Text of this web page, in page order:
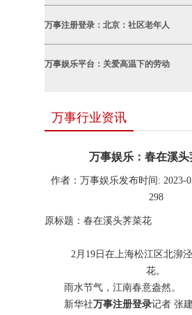
万事注册登录：北京：社区老年人
万事娱乐平台：关爱高温下的劳动
万事行业资讯
万事娱乐：春在溪头
作者：万事娱乐发布时间: 2023-
298
原标题：春在溪头荠菜花
2月19日在上海松江区北泖泾
花。
雨水节气，江南春意盎然。
新华社万事注册登录记者 张